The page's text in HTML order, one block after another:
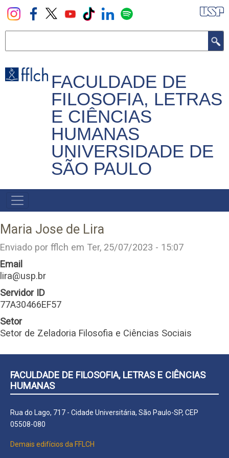
Pular
para
principal
FACULDADE DE
FILOSOFIA, LETRAS
E CIÊNCIAS
HUMANAS
UNIVERSIDADE DE
SÃO PAULO
NAVEGADOR
PRINCIPAL
Maria Jose de Lira
Enviado por fflch em Ter, 25/07/2023 - 15:07
Email
lira@usp.br
Servidor ID
77A30466EF57
Setor
Setor de Zeladoria Filosofia e Ciências Sociais
FACULDADE DE FILOSOFIA, LETRAS E CIÊNCIAS
HUMANAS
Rua do Lago, 717 - Cidade Universitária, São Paulo-SP, CEP
05508-080
Demais edifícios da FFLCH